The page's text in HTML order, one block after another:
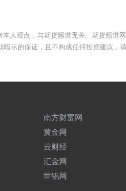
人观点，与期货频道无关。期货频道
暗示的保证，且不构成任何投资建议，
南方财富网
黄金网
云财经
汇金网
世铝网